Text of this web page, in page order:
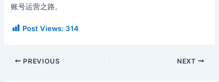
账号运营之路。
Post Views: 314
PREVIOUS NEXT